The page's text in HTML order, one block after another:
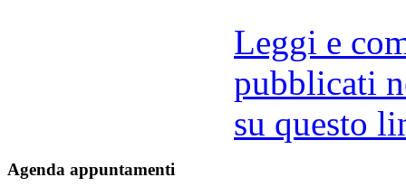
Leggi e
pubblicati
su questo
Agenda appuntamenti